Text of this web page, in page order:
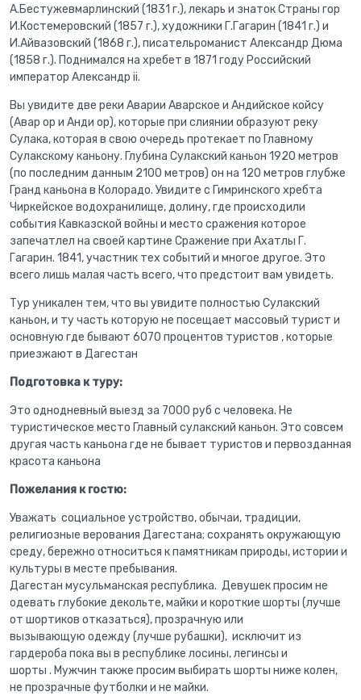
А.Бестужевмарлинский (1831 г.), лекарь и знаток Страны гор
И.Костемеровский (1857 г.), художники Г.Гагарин (1841 г.) и
И.Айвазовский (1868 г.), писательроманист Александр Дюма
(1858 г.). Поднимался на хребет в 1871 году Российский
император Александр ii.
Вы увидите две реки Аварии Аварское и Андийское койсу
(Авар ор и Анди ор), которые при слиянии образуют реку
Сулака, которая в свою очередь протекает по Главному
Сулакскому каньону. Глубина Сулакский каньон 1920 метров
(по последним данным 2100 метров) он на 120 метров глубже
Гранд каньона в Колорадо. Увидите с Гимринского хребта
Чиркейское водохранилище, долину, где происходили
события Кавказской войны и место сражения которое
запечатлел на своей картине Сражение при Ахатлы Г.
Гагарин. 1841, участник тех событий и многое другое. Это
всего лишь малая часть всего, что предстоит вам увидеть.
Тур уникален тем, что вы увидите полностью Сулакский
каньон, и ту часть которую не посещает массовый турист и
основную где бывают 6070 процентов туристов , которые
приезжают в Дагестан
Подготовка к туру:
Это однодневный выезд за 7000 руб с человека. Не
туристическое место Главный сулакский каньон. Это совсем
другая часть каньона где не бывает туристов и первозданная
красота каньона
Пожелания к гостю:
Уважать социальное устройство, обычаи, традиции,
религиозные верования Дагестана; сохранять окружающую
среду, бережно относиться к памятникам природы, истории и
культуры в месте пребывания.
Дагестан мусульманская республика. Девушек просим не
одевать глубокие декольте, майки и короткие шорты (лучше
от шортиков отказаться), прозрачную или
вызывающую одежду (лучше рубашки), исключит из
гардероба пока вы в республике лосины, легинсы и
шорты . Мужчин также просим выбирать шорты ниже колен,
не прозрачные футболки и не майки.